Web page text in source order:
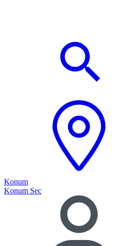
Konum
Konum Seç